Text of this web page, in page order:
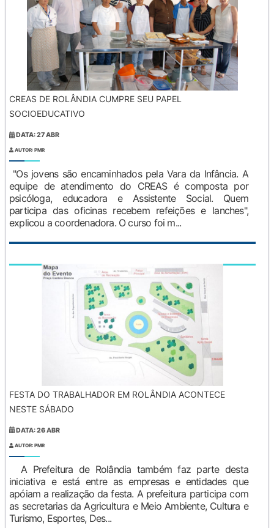
CREAS DE ROLÂNDIA CUMPRE SEU PAPEL
SOCIOEDUCATIVO
DATA: 27 ABR
AUTOR: PMR
"Os jovens são encaminhados pela Vara da Infância. A
equipe de atendimento do CREAS é composta por
psicóloga, educadora e Assistente Social. Quem
participa das oficinas recebem refeições e lanches",
explicou a coordenadora. O curso foi m...
FESTA DO TRABALHADOR EM ROLÂNDIA ACONTECE
NESTE SÁBADO
DATA: 26 ABR
AUTOR: PMR
A Prefeitura de Rolândia também faz parte desta
iniciativa e está entre as empresas e entidades que
apóiam a realização da festa. A prefeitura participa com
as secretarias da Agricultura e Meio Ambiente, Cultura e
Turismo, Esportes, Des...